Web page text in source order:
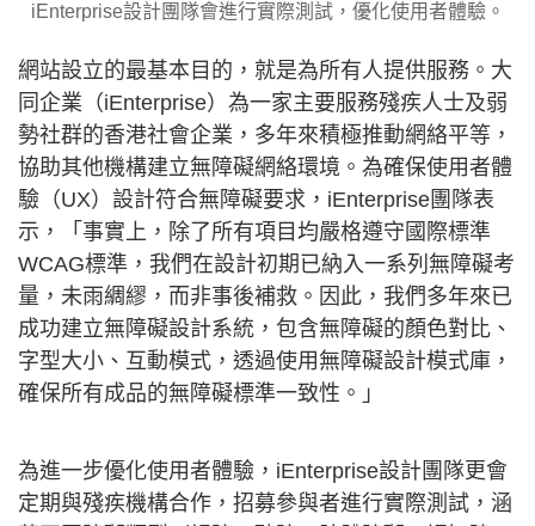
iEnterprise設計團隊會進行實際測試，優化使用者體驗。
網站設立的最基本目的，就是為所有人提供服務。大
同企業（iEnterprise）為一家主要服務殘疾人士及弱
勢社群的香港社會企業，多年來積極推動網絡平等，
協助其他機構建立無障礙網絡環境。為確保使用者體
驗（UX）設計符合無障礙要求，iEnterprise團隊表
示，「事實上，除了所有項目均嚴格遵守國際標準
WCAG標準，我們在設計初期已納入一系列無障礙考
量，未雨綢繆，而非事後補救。因此，我們多年來已
成功建立無障礙設計系統，包含無障礙的顏色對比、
字型大小、互動模式，透過使用無障礙設計模式庫，
確保所有成品的無障礙標準一致性。」
為進一步優化使用者體驗，iEnterprise設計團隊更會
定期與殘疾機構合作，招募參與者進行實際測試，涵